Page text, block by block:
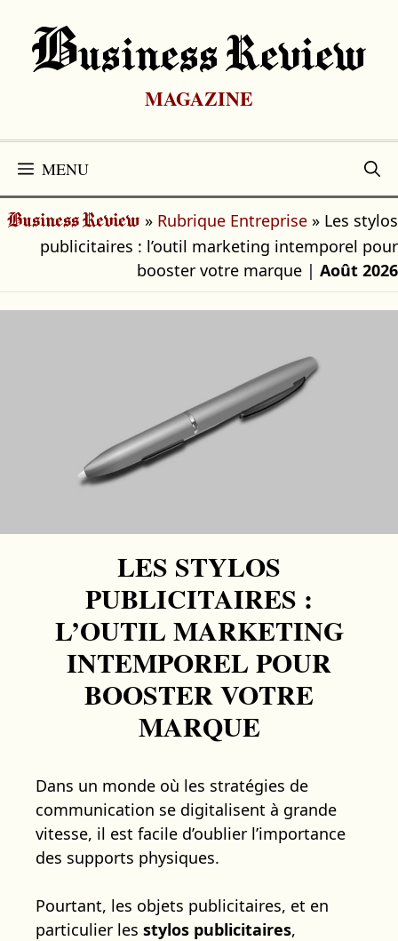
contenu
BUsiness Review
MAGAZINE
MENU
Business Review » Rubrique Entreprise » Les stylos
publicitaires : l’outil marketing intemporel pour
booster votre marque | Août 2026
LES STYLOS
PUBLICITAIRES :
L’OUTIL MARKETING
INTEMPOREL POUR
BOOSTER VOTRE
MARQUE
Dans un monde où les stratégies de
communication se digitalisent à grande
vitesse, il est facile d’oublier l’importance
des supports physiques.
Pourtant, les objets publicitaires, et en
particulier les stylos publicitaires,